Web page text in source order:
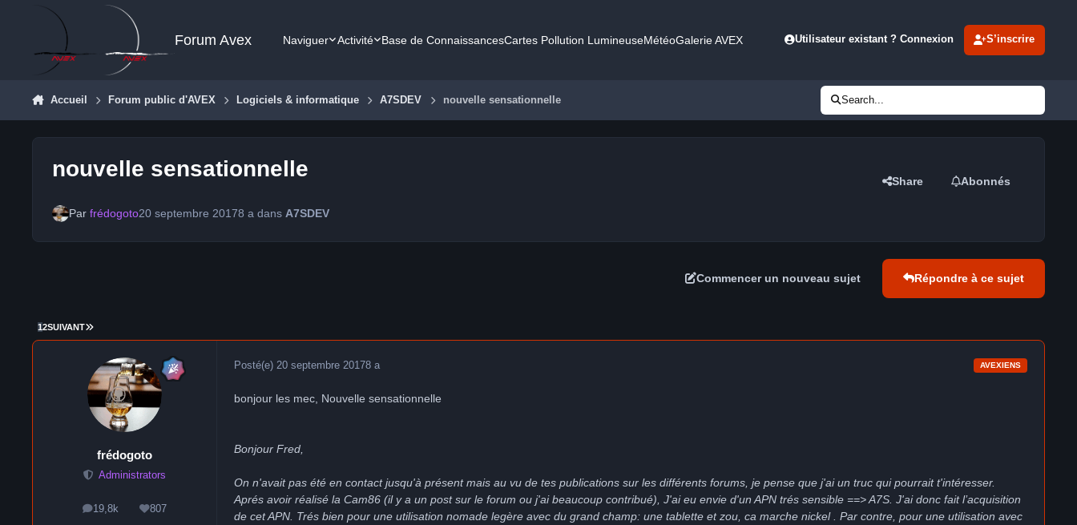
Aller au contenu
Forum Avex Naviguer Activité Base de ConnaissancesCartes Pollution LumineuseMétéoGalerie AVEX Utilisateur existant ? Connexion S’inscrire
Accueil Forum public d'AVEX Logiciels & informatique A7SDEV nouvelle sensationnelle Search...
nouvelle sensationnelle Share Abonnés
Par frédogoto20 septembre 20178 adans A7SDEV
Commencer un nouveau sujet Répondre à ce sujet
12SUIVANT DERNIÈRE PAGE
frédogoto
Administrators
19,8k
messages807
Réputation
Posté(e) 20 septembre 20178 a AVEXIENS
bonjour les mec, Nouvelle sensationnelle
Bonjour Fred,
On n'avait pas été en contact jusqu'à présent mais au vu de tes publications sur les différents forums, je pense que j'ai un truc qui pourrait t'intéresser.
Aprés avoir réalisé la Cam86 (il y a un post sur le forum ou j'ai beaucoup contribué), J'ai eu envie d'un APN trés sensible ==> A7S. J'ai donc fait l’acquisition
de cet APN. Trés bien pour une utilisation nomade legère avec du grand champ: une tablette et zou, ca marche nickel . Par contre, pour une utilisation avec